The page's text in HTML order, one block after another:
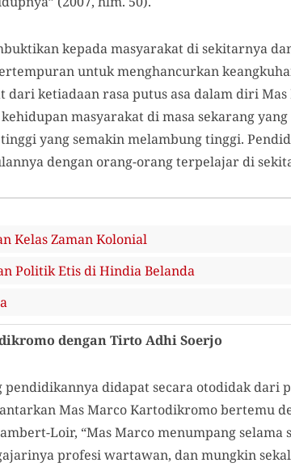
kepada masyarakat di sekitarnya
untuk menghancurkan
dari ketiadaan rasa putus asa dalam diri
masyarakat di masa sekarang
yang semakin melambung tinggi.
dengan orang-orang terpelajar di
Kelas Zaman Kolonial
Politik Etis di Hindia Belanda
dengan Tirto Adhi Soerjo
didapat secara otodidak dari
Mas Marco Kartodikromo bertemu
Loir, “Mas Marco menumpang
profesi wartawan, dan mungkin